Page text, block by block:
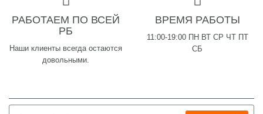
РАБОТАЕМ ПО ВСЕЙ
РБ
Наши клиенты всегда остаются
довольными.
ВРЕМЯ РАБОТЫ
11:00-19:00 ПН ВТ СР ЧТ ПТ
СБ